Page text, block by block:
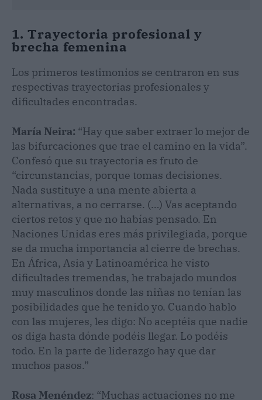
1. Trayectoria profesional y
brecha femenina
Los primeros testimonios se centraron en sus
respectivas trayectorias profesionales y
dificultades encontradas.
María Neira: “Hay que saber extraer lo mejor de
las bifurcaciones que trae el camino en la vida”.
Confesó que su trayectoria es fruto de
“circunstancias, porque tomas decisiones.
Nada sustituye a una mente abierta a
alternativas, a no cerrarse. (…) Vas aceptando
ciertos retos y que no habías pensado. En
Naciones Unidas eres más privilegiada, porque
se da mucha importancia al cierre de brechas.
En África, Asia y Latinoamérica he visto
dificultades tremendas, he trabajado mundos
muy masculinos donde las niñas no tenían las
posibilidades que he tenido yo. Cuando hablo
con las mujeres, les digo: No aceptéis que nadie
os diga hasta dónde podéis llegar. Lo podéis
todo. En la parte de liderazgo hay que dar
muchos pasos.”
Rosa Menéndez: “Muchas actuaciones no me